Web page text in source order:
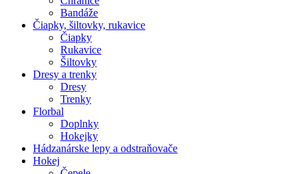
Bandáže
Čiapky, šiltovky, rukavice
Čiapky
Rukavice
Šiltovky
Dresy a trenky
Dresy
Trenky
Florbal
Doplnky
Hokejky
Hádzanárske lepy a odstraňovače
Hokej